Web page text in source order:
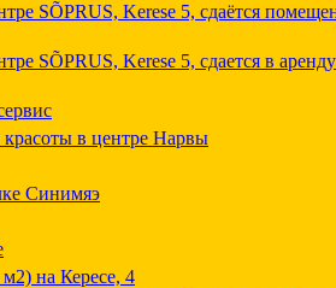
SÕPRUS, Kerese 5, сдаётся
SÕPRUS, Kerese 5, сдается в
в центре Нарвы
Синимяэ
на Кересе, 4